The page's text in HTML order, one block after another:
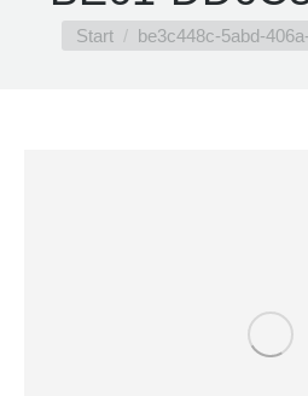
Sie befinden sich hier:
Start be3c448c-5abd-